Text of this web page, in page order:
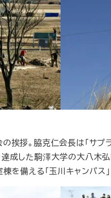
拶。脇克仁会長は「サプ
成した駒澤大学の大八木
棟を備える「玉川キャンパ